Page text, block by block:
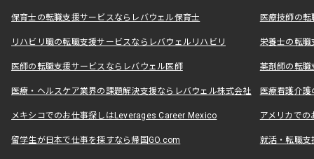
保育士の転職支援サービスならレバウェル保育士 医療技師の
リハビリ職の転職支援サービスならレバウェルリハビリ 栄養士の転
医師の転職支援サービスならレバウェル医師 薬剤師の転
医療・ヘルスケア業界の課題解決支援ならレバウェル株式会社 医療看護介
メキシコでのお仕事探しはLeverages Career Mexico アメリカで
留学生が日本で仕事を探すなら帰国GO.com 就活・転職